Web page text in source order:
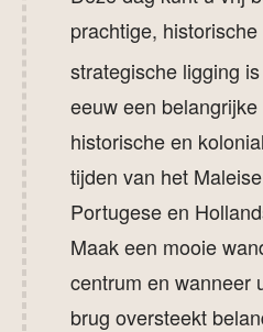
prachtige,
strategische ligging
eeuw een
historische en
tijden van het
Portugese en
Maak een mooie
centrum en wanneer
brug oversteekt